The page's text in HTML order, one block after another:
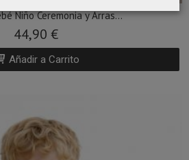
Niño Ceremonia y Arras...
44,90 €
Añadir a Carrito